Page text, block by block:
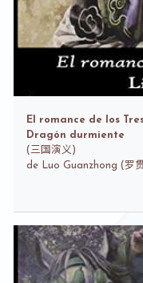
El romance de los
Dragón durmiente
( 三国演义)
de Luo Guanzhong (罗